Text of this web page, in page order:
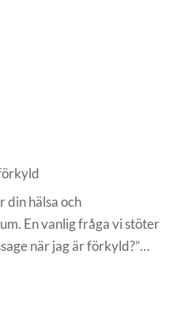
din hälsa och
En vanlig fråga vi stöter
när jag är förkyld?”…